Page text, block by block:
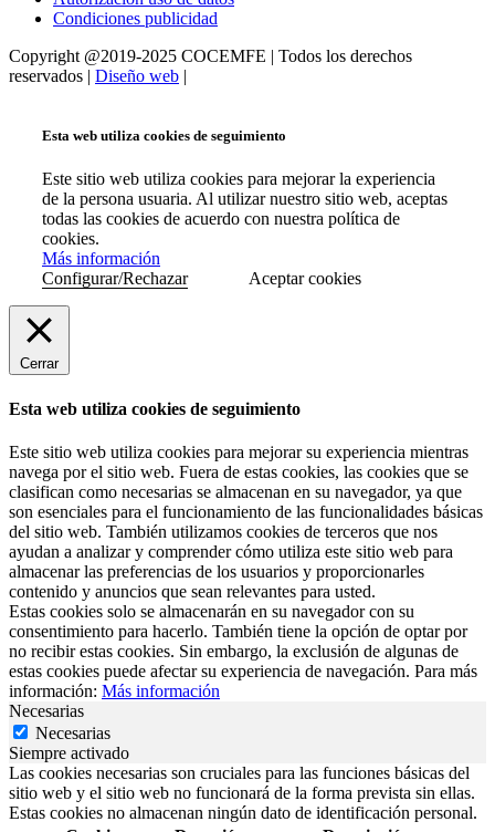
Condiciones publicidad
Copyright @2019-2025 COCEMFE | Todos los derechos
reservados | Diseño web |
Esta web utiliza cookies de seguimiento
Este sitio web utiliza cookies para mejorar la experiencia
de la persona usuaria. Al utilizar nuestro sitio web, aceptas
todas las cookies de acuerdo con nuestra política de
cookies.
Más información
Configurar/Rechazar
Aceptar cookies
Cerrar
Esta web utiliza cookies de seguimiento
Este sitio web utiliza cookies para mejorar su experiencia mientras
navega por el sitio web. Fuera de estas cookies, las cookies que se
clasifican como necesarias se almacenan en su navegador, ya que
son esenciales para el funcionamiento de las funcionalidades básicas
del sitio web. También utilizamos cookies de terceros que nos
ayudan a analizar y comprender cómo utiliza este sitio web para
almacenar las preferencias de los usuarios y proporcionarles
contenido y anuncios que sean relevantes para usted.
Estas cookies solo se almacenarán en su navegador con su
consentimiento para hacerlo. También tiene la opción de optar por
no recibir estas cookies. Sin embargo, la exclusión de algunas de
estas cookies puede afectar su experiencia de navegación. Para más
información: Más información
Necesarias
Necesarias
Siempre activado
Las cookies necesarias son cruciales para las funciones básicas del
sitio web y el sitio web no funcionará de la forma prevista sin ellas.
Estas cookies no almacenan ningún dato de identificación personal.